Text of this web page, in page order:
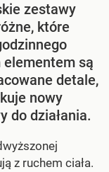
zestawy
które
są
detale,
nowy
do działania.
z ruchem ciała.